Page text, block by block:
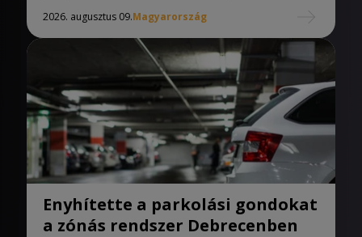
2026. augusztus 09.Magyarország
Enyhítette a parkolási gondokat
a zónás rendszer Debrecenben